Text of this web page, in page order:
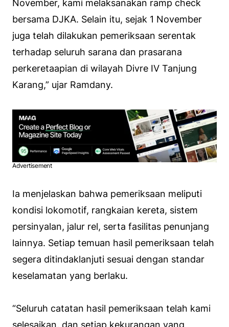
November, kami melaksanakan ramp check
bersama DJKA. Selain itu, sejak 1 November
juga telah dilakukan pemeriksaan serentak
terhadap seluruh sarana dan prasarana
perkeretaapian di wilayah Divre IV Tanjung
Karang,” ujar Ramdany.
Advertisement
Ia menjelaskan bahwa pemeriksaan meliputi
kondisi lokomotif, rangkaian kereta, sistem
persinyalan, jalur rel, serta fasilitas penunjang
lainnya. Setiap temuan hasil pemeriksaan telah
segera ditindaklanjuti sesuai dengan standar
keselamatan yang berlaku.
“Seluruh catatan hasil pemeriksaan telah kami